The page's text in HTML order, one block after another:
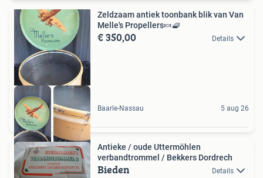
Zeldzaam antiek toonbank blik van Van
Melle's Propellers🍬🧇
€ 350,00 Details
Baarle-Nassau 5 aug 26
Antieke / oude Uttermöhlen
verbandtrommel / Bekkers Dordrech
Bieden Details